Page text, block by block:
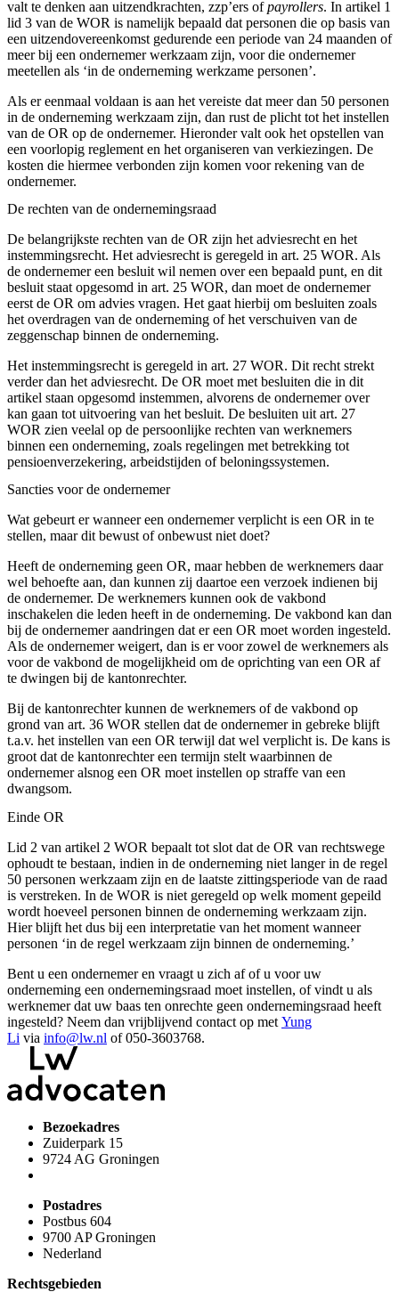
valt te denken aan uitzendkrachten, zzp’ers ofpayrollers. In artikel 1
lid 3 van de WOR is namelijk bepaald dat personen die op basis van
een uitzendovereenkomst gedurende een periode van 24 maanden of
meer bij een ondernemer werkzaam zijn, voor die ondernemer
meetellen als ‘in de onderneming werkzame personen’.
Als er eenmaal voldaan is aan het vereiste dat meer dan 50 personen
in de onderneming werkzaam zijn, dan rust de plicht tot het instellen
van de OR op de ondernemer. Hieronder valt ook het opstellen van
een voorlopig reglement en het organiseren van verkiezingen. De
kosten die hiermee verbonden zijn komen voor rekening van de
ondernemer.
De rechten van de ondernemingsraad
De belangrijkste rechten van de OR zijn het adviesrecht en het
instemmingsrecht. Het adviesrecht is geregeld in art. 25 WOR. Als
de ondernemer een besluit wil nemen over een bepaald punt, en dit
besluit staat opgesomd in art. 25 WOR, dan moet de ondernemer
eerst de OR om advies vragen. Het gaat hierbij om besluiten zoals
het overdragen van de onderneming of het verschuiven van de
zeggenschap binnen de onderneming.
Het instemmingsrecht is geregeld in art. 27 WOR. Dit recht strekt
verder dan het adviesrecht. De OR moet met besluiten die in dit
artikel staan opgesomd instemmen, alvorens de ondernemer over
kan gaan tot uitvoering van het besluit. De besluiten uit art. 27
WOR zien veelal op de persoonlijke rechten van werknemers
binnen een onderneming, zoals regelingen met betrekking tot
pensioenverzekering, arbeidstijden of beloningssystemen.
Sancties voor de ondernemer
Wat gebeurt er wanneer een ondernemer verplicht is een OR in te
stellen, maar dit bewust of onbewust niet doet?
Heeft de onderneming geen OR, maar hebben de werknemers daar
wel behoefte aan, dan kunnen zij daartoe een verzoek indienen bij
de ondernemer. De werknemers kunnen ook de vakbond
inschakelen die leden heeft in de onderneming. De vakbond kan dan
bij de ondernemer aandringen dat er een OR moet worden ingesteld.
Als de ondernemer weigert, dan is er voor zowel de werknemers als
voor de vakbond de mogelijkheid om de oprichting van een OR af
te dwingen bij de kantonrechter.
Bij de kantonrechter kunnen de werknemers of de vakbond op
grond van art. 36 WOR stellen dat de ondernemer in gebreke blijft
t.a.v. het instellen van een OR terwijl dat wel verplicht is. De kans is
groot dat de kantonrechter een termijn stelt waarbinnen de
ondernemer alsnog een OR moet instellen op straffe van een
dwangsom.
Einde OR
Lid 2 van artikel 2 WOR bepaalt tot slot dat de OR van rechtswege
ophoudt te bestaan, indien in de onderneming niet langer in de regel
50 personen werkzaam zijn en de laatste zittingsperiode van de raad
is verstreken. In de WOR is niet geregeld op welk moment gepeild
wordt hoeveel personen binnen de onderneming werkzaam zijn.
Hier blijft het dus bij een interpretatie van het moment wanneer
personen ‘in de regel werkzaam zijn binnen de onderneming.’
Bent u een ondernemer en vraagt u zich af of u voor uw
onderneming een ondernemingsraad moet instellen, of vindt u als
werknemer dat uw baas ten onrechte geen ondernemingsraad heeft
ingesteld? Neem dan vrijblijvend contact op met Yung
Li via info@lw.nl of 050-3603768.
Bezoekadres
Zuiderpark 15
9724 AG Groningen
Postadres
Postbus 604
9700 AP Groningen
Nederland
Rechtsgebieden